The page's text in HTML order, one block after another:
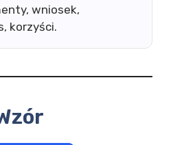
wniosek,
korzyści.